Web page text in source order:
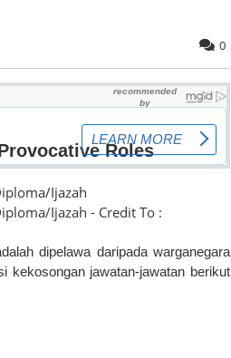
0
Ijazah
Ijazah - Credit To :
dipelawa daripada warganegara
kekosongan jawatan-jawatan berikut